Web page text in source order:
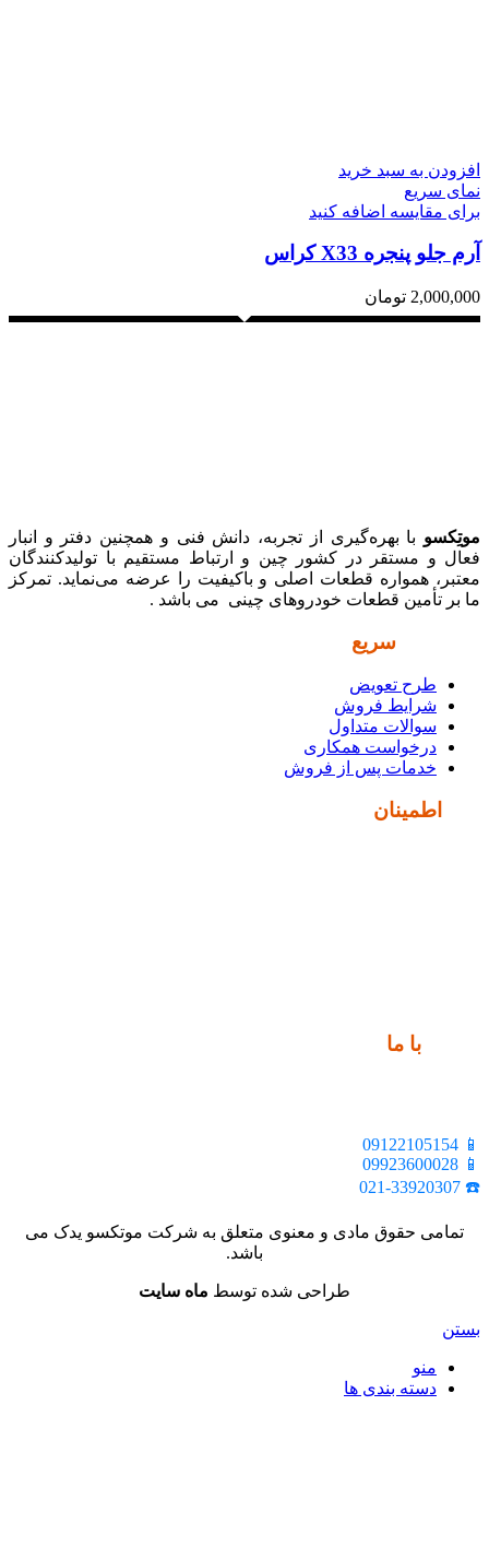
افزودن به سبد خرید
نمای سریع
برای مقایسه اضافه کنید
آرم جلو پنجره X33 کراس
2,000,000 تومان
موتِکسو با بهره‌گیری از تجربه، دانش فنی و همچنین دفتر و انبار
فعال و مستقر در کشور چین و ارتباط مستقیم با تولیدکنندگان
معتبر، همواره قطعات اصلی و باکیفیت را عرضه می‌نماید. تمرکز
ما بر تأمین قطعات خودروهای چینی می باشد .
سریع
طرح تعویض
شرایط فروش
سوالات متداول
درخواست همکاری
خدمات پس از فروش
اطمینان
با ما
📱 09122105154
📱 09923600028
☎️ 021-33920307
تمامی حقوق مادی و معنوی متعلق به شرکت موتکسو یدک می
باشد.
طراحی شده توسط ماه سایت
بستن
منو
دسته بندی ها